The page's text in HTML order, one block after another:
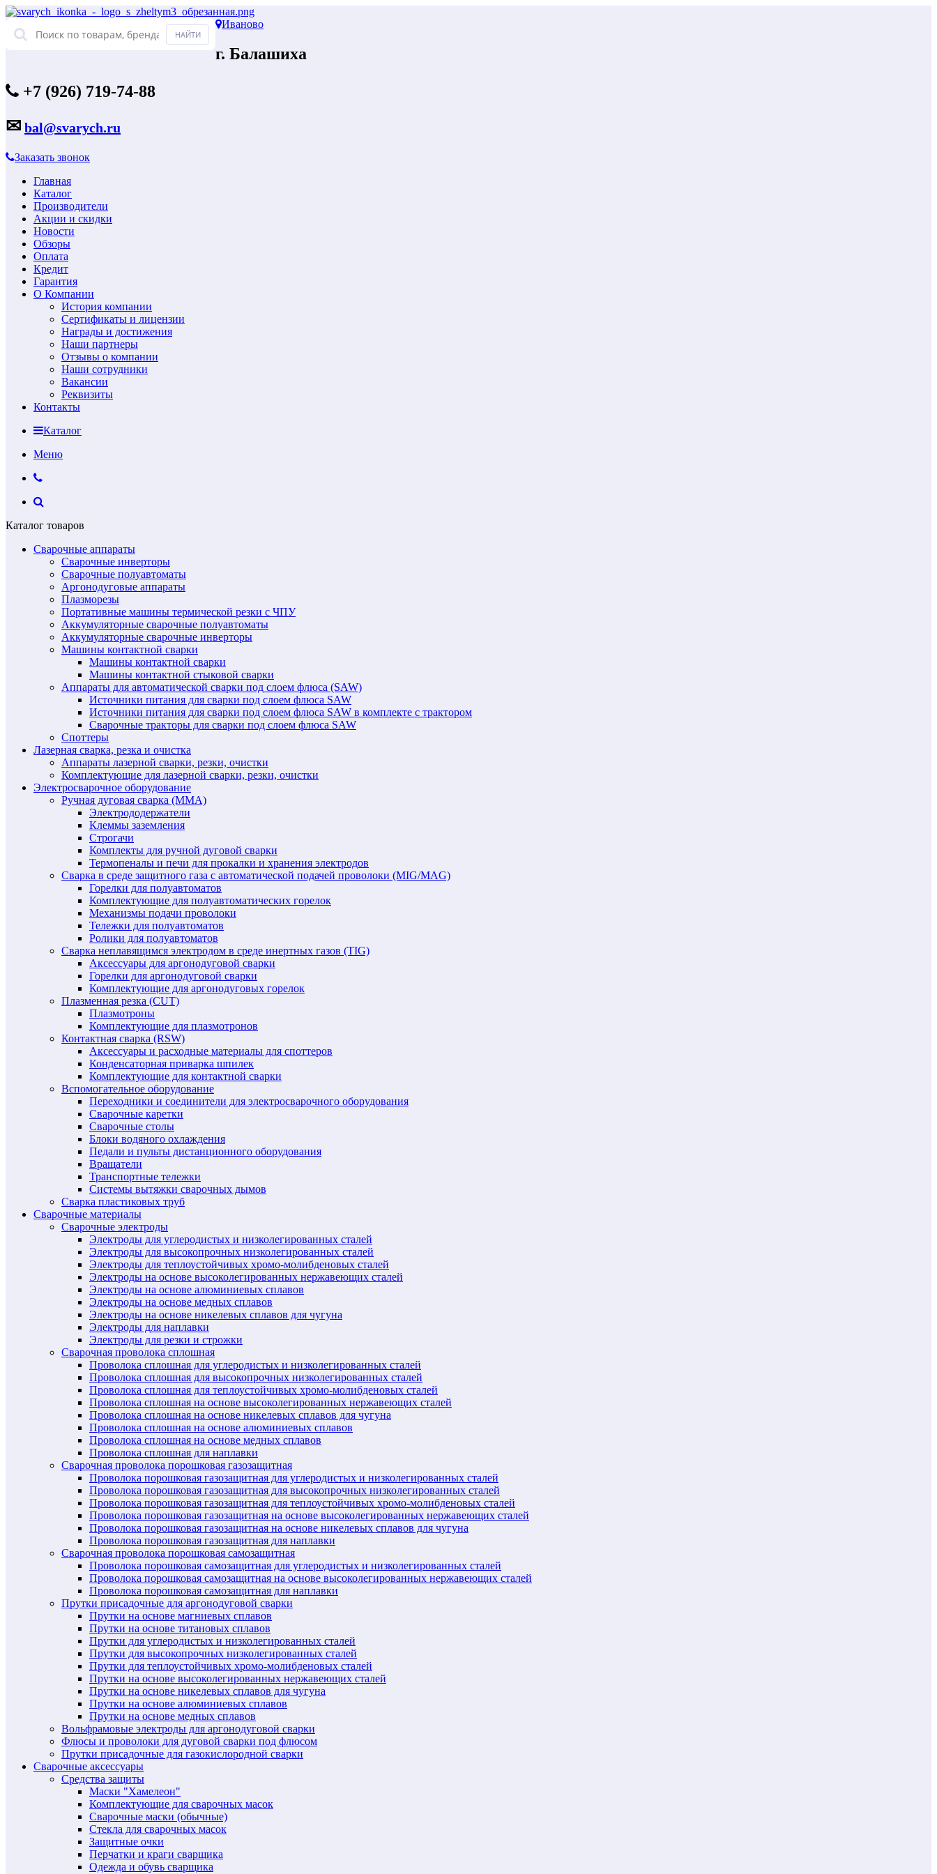
Иваново
г. Балашиха
+7 (926) 719-74-88
✉ bal@svarych.ru
Заказать звонок
Главная
Каталог
Производители
Акции и скидки
Новости
Обзоры
Оплата
Кредит
Гарантия
О Компании
История компании
Сертификаты и лицензии
Награды и достижения
Наши партнеры
Отзывы о компании
Наши сотрудники
Вакансии
Реквизиты
Контакты
Каталог
Меню
Каталог товаров
Сварочные аппараты
Сварочные инверторы
Сварочные полуавтоматы
Аргонодуговые аппараты
Плазморезы
Портативные машины термической резки с ЧПУ
Аккумуляторные сварочные полуавтоматы
Аккумуляторные сварочные инверторы
Машины контактной сварки
Машины контактной сварки
Машины контактной стыковой сварки
Аппараты для автоматической сварки под слоем флюса (SAW)
Источники питания для сварки под слоем флюса SAW
Источники питания для сварки под слоем флюса SAW в комплекте с трактором
Сварочные тракторы для сварки под слоем флюса SAW
Споттеры
Лазерная сварка, резка и очистка
Аппараты лазерной сварки, резки, очистки
Комплектующие для лазерной сварки, резки, очистки
Электросварочное оборудование
Ручная дуговая сварка (MMA)
Электрододержатели
Клеммы заземления
Строгачи
Комплекты для ручной дуговой сварки
Термопеналы и печи для прокалки и хранения электродов
Сварка в среде защитного газа с автоматической подачей проволоки (MIG/MAG)
Горелки для полуавтоматов
Комплектующие для полуавтоматических горелок
Механизмы подачи проволоки
Тележки для полуавтоматов
Ролики для полуавтоматов
Сварка неплавящимся электродом в среде инертных газов (TIG)
Аксессуары для аргонодуговой сварки
Горелки для аргонодуговой сварки
Комплектующие для аргонодуговых горелок
Плазменная резка (CUT)
Плазмотроны
Комплектующие для плазмотронов
Контактная сварка (RSW)
Аксессуары и расходные материалы для споттеров
Конденсаторная приварка шпилек
Комплектующие для контактной сварки
Вспомогательное оборудование
Переходники и соединители для электросварочного оборудования
Сварочные каретки
Сварочные столы
Блоки водяного охлаждения
Педали и пульты дистанционного оборудования
Вращатели
Транспортные тележки
Системы вытяжки сварочных дымов
Сварка пластиковых труб
Сварочные материалы
Сварочные электроды
Электроды для углеродистых и низколегированных сталей
Электроды для высокопрочных низколегированных сталей
Электроды для теплоустойчивых хромо-молибденовых сталей
Электроды на основе высоколегированных нержавеющих сталей
Электроды на основе алюминиевых сплавов
Электроды на основе медных сплавов
Электроды на основе никелевых сплавов для чугуна
Электроды для наплавки
Электроды для резки и строжки
Сварочная проволока сплошная
Проволока сплошная для углеродистых и низколегированных сталей
Проволока сплошная для высокопрочных низколегированных сталей
Проволока сплошная для теплоустойчивых хромо-молибденовых сталей
Проволока сплошная на основе высоколегированных нержавеющих сталей
Проволока сплошная на основе никелевых сплавов для чугуна
Проволока сплошная на основе алюминиевых сплавов
Проволока сплошная на основе медных сплавов
Проволока сплошная для наплавки
Сварочная проволока порошковая газозащитная
Проволока порошковая газозащитная для углеродистых и низколегированных сталей
Проволока порошковая газозащитная для высокопрочных низколегированных сталей
Проволока порошковая газозащитная для теплоустойчивых хромо-молибденовых сталей
Проволока порошковая газозащитная на основе высоколегированных нержавеющих сталей
Проволока порошковая газозащитная на основе никелевых сплавов для чугуна
Проволока порошковая газозащитная для наплавки
Сварочная проволока порошковая самозащитная
Проволока порошковая самозащитная для углеродистых и низколегированных сталей
Проволока порошковая самозащитная на основе высоколегированных нержавеющих сталей
Проволока порошковая самозащитная для наплавки
Прутки присадочные для аргонодуговой сварки
Прутки на основе магниевых сплавов
Прутки на основе титановых сплавов
Прутки для углеродистых и низколегированных сталей
Прутки для высокопрочных низколегированных сталей
Прутки для теплоустойчивых хромо-молибденовых сталей
Прутки на основе высоколегированных нержавеющих сталей
Прутки на основе никелевых сплавов для чугуна
Прутки на основе алюминиевых сплавов
Прутки на основе медных сплавов
Вольфрамовые электроды для аргонодуговой сварки
Флюсы и проволоки для дуговой сварки под флюсом
Прутки присадочные для газокислородной сварки
Сварочные аксессуары
Средства защиты
Маски "Хамелеон"
Комплектующие для сварочных масок
Сварочные маски (обычные)
Стекла для сварочных масок
Защитные очки
Перчатки и краги сварщика
Одежда и обувь сварщика